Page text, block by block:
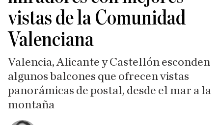
vistas de la Comunidad
Valenciana
Valencia, Alicante y Castellón esconden
algunos balcones que ofrecen vistas
panorámicas de postal, desde el mar a la
montaña